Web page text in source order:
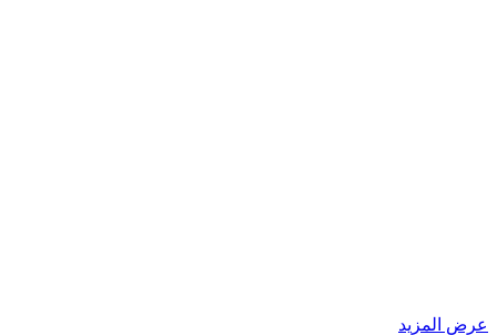
عرض المزيد